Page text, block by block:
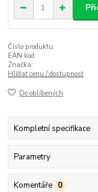
Číslo produktu:
EAN kód:
Značka:
Hlídat cenu / dostupnost
Do oblíbených
Kompletní specifikace
Parametry
Komentáře 0